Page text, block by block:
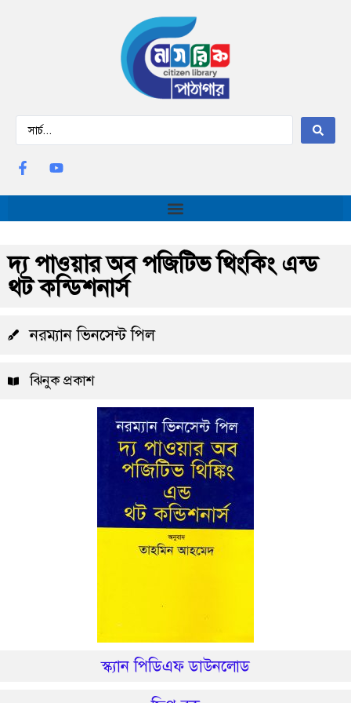
দ্য পাওয়ার অব পজিটিভ থিংকিং এন্ড
থট কন্ডিশনার্স
নরম্যান ভিনসেন্ট পিল
ঝিনুক প্রকাশ
স্ক্যান পিডিএফ ডাউনলোড